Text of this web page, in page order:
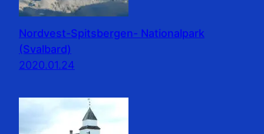
Nordvest-Spitsbergen- Nationalpark
(Svalbard)
2020.01.24